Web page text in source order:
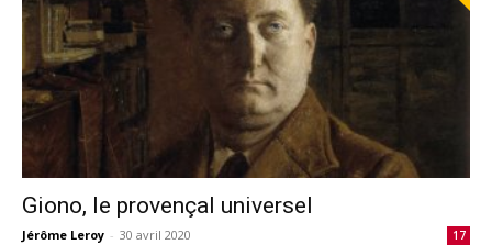
Giono, le provençal universel
Jérôme Leroy - 30 avril 2020 17